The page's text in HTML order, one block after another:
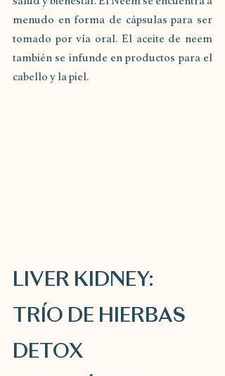
menudo en forma de cápsulas para ser
tomado por vía oral. El aceite de neem
también se infunde en productos para el
cabello y la piel.
LIVER KIDNEY:
TRÍO DE HIERBAS
DETOX